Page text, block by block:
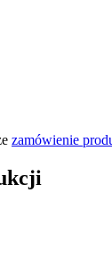
zamówienie